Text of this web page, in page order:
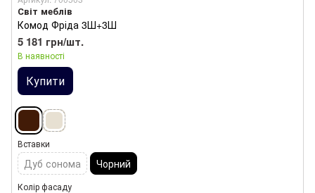
Світ меблів
Комод Фріда 3Ш+3Ш
5 181 грн/шт.
В наявності
Купити
Вставки
Дуб сонома Чорний
Колір фасаду